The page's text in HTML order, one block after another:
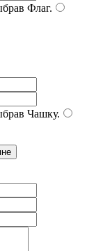
Флаг.
Чашку.